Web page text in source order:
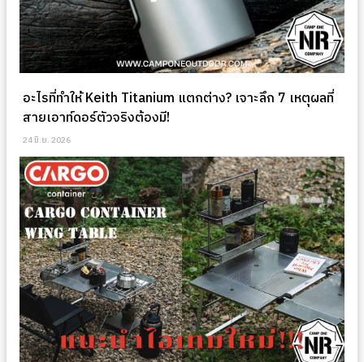
อะไรที่ทำให้ Keith Titanium แตกต่าง? เจาะลึก 7 เหตุผลที่
สายเอาท์ดอร์ตัวจริงต้องมี!
24 มิ.ย. 2026